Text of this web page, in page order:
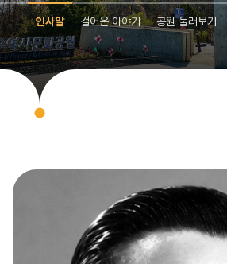
인사말 걸어온 이야기 공원 둘러보기